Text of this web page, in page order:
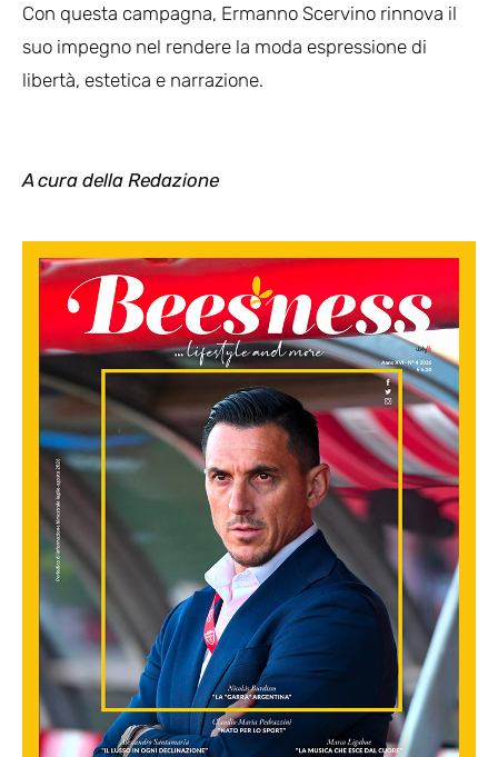
Con questa campagna, Ermanno Scervino rinnova il
suo impegno nel rendere la moda espressione di
libertà, estetica e narrazione.
A cura della Redazione